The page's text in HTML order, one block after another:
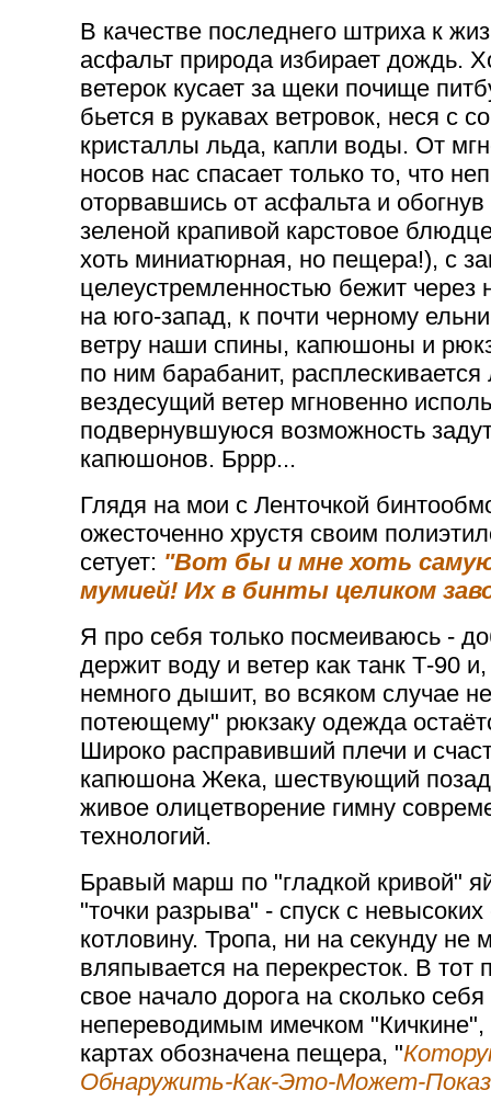
В качестве последнего штриха к
асфальт природа избирает дождь.
ветерок кусает за щеки почище
бьется в рукавах ветровок, неся с
кристаллы льда, капли воды. От
носов нас cпасает только то, что
оторвавшись от асфальта и
зеленой крапивой карстовое
хоть миниатюрная, но пещера!), с
целеустремленностью бежит
на юго-запад, к почти черному
ветру наши спины, капюшоны и
по ним барабанит,
вездесущий ветер мгновенно
подвернувшуюся возможность
капюшонов. Бррр...
Глядя на мои с Ленточкой
ожесточенно хрустя своим
сетует: "Вот бы и мне хоть
мумией! Их в бинты целиком
Я про себя только посмеиваюсь -
держит воду и ветер как танк Т-90
немного дышит, во всяком случае
потеющему" рюкзаку одежда
Широко расправивший плечи и
капюшона Жека, шествующий
живое олицетворение гимну
технологий.
Бравый марш по "гладкой кривой"
"точки разрыва" - спуск с
котловину. Тропа, ни на секунду не
вляпывается на перекресток. В тот
свое начало дорога на сколько
непереводимым имечком "Кичкине",
картах обозначена пещера, "
Обнаружить-Как-Это-Может-